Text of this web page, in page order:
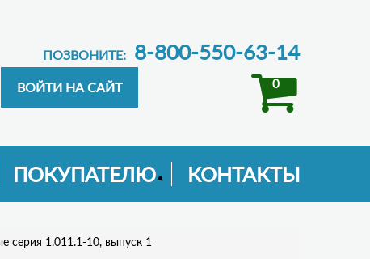
ПОЗВОНИТЕ: 8-800-550-63-14
0
ПОКУПАТЕЛЮ КОНТАКТЫ
серия 1.011.1-10, выпуск 1